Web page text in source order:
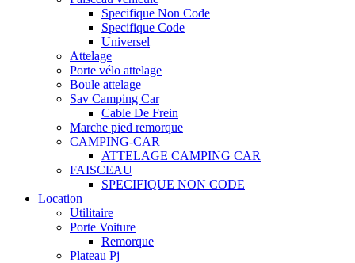
Specifique Non Code
Specifique Code
Universel
Attelage
Porte vélo attelage
Boule attelage
Sav Camping Car
Cable De Frein
Marche pied remorque
CAMPING-CAR
ATTELAGE CAMPING CAR
FAISCEAU
SPECIFIQUE NON CODE
Location
Utilitaire
Porte Voiture
Remorque
Plateau Pj